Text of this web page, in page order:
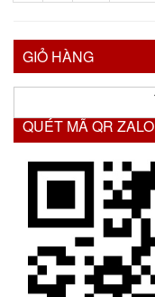
GIỎ HÀNG
QUÉT MÃ QR ZALO